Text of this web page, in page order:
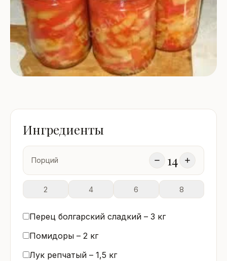
Ингредиенты
Порций 14
2 4 6 8
Перец болгарский сладкий – 3 кг
Помидоры – 2 кг
Лук репчатый – 1,5 кг